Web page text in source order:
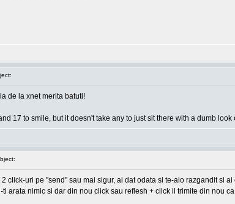
de la xnet merita batuti!
17 to smile, but it doesn't take any to just sit there with a dumb look
click-uri pe "send" sau mai sigur, ai dat odata si te-aio razgandit si
arata nimic si dar din nou click sau reflesh + click il trimite din nou